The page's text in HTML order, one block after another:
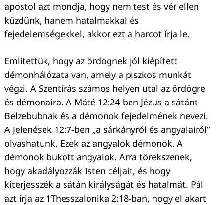
apostol azt mondja, hogy nem test és vér ellen
küzdünk, hanem hatalmakkal és
fejedelemségekkel, akkor ezt a harcot írja le.
Említettük, hogy az ördögnek jól kiépített
démonhálózata van, amely a piszkos munkát
végzi. A Szentírás számos helyen utal az ördögre
és démonaira. A Máté 12:24-ben Jézus a sátánt
Belzebubnak és a démonok fejedelmének nevezi.
A Jelenések 12:7-ben „a sárkányról és angyalairól”
olvashatunk. Ezek az angyalok démonok. A
démonok bukott angyalok. Arra törekszenek,
hogy akadályozzák Isten céljait, és hogy
kiterjesszék a sátán királyságát és hatalmát. Pál
azt írja az 1Thesszalonika 2:18-ban, hogy el akart